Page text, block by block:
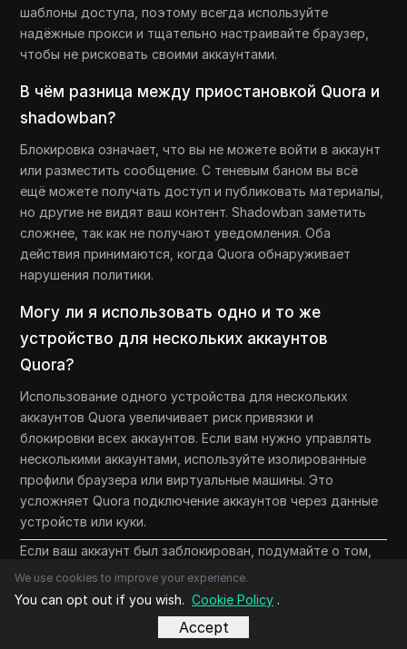
шаблоны доступа, поэтому всегда используйте
надёжные прокси и тщательно настраивайте браузер,
чтобы не рисковать своими аккаунтами.
В чём разница между приостановкой Quora и
shadowban?
Блокировка означает, что вы не можете войти в аккаунт
или разместить сообщение. С теневым баном вы всё
ещё можете получать доступ и публиковать материалы,
но другие не видят ваш контент. Shadowban заметить
сложнее, так как не получают уведомления. Оба
действия принимаются, когда Quora обнаруживает
нарушения политики.
Могу ли я использовать одно и то же
устройство для нескольких аккаунтов
Quora?
Использование одного устройства для нескольких
аккаунтов Quora увеличивает риск привязки и
блокировки всех аккаунтов. Если вам нужно управлять
несколькими аккаунтами, используйте изолированные
профили браузера или виртуальные машины. Это
усложняет Quora подключение аккаунтов через данные
устройств или куки.
Если ваш аккаунт был заблокирован, подумайте о том,
чтобы обратиться в поддержку или изучить
альтернативные платформы, которые ставят приоритет
на конфиденциальность и безопасность. Проактивные
шаги помогут вам вернуть доступ к ценным
We use cookies to improve your experience.
You can opt out if you wish. Cookie Policy .
Accept